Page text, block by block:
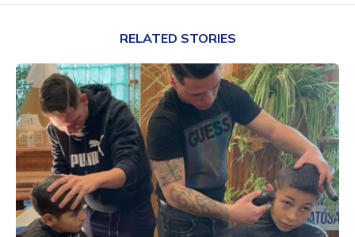
RELATED STORIES